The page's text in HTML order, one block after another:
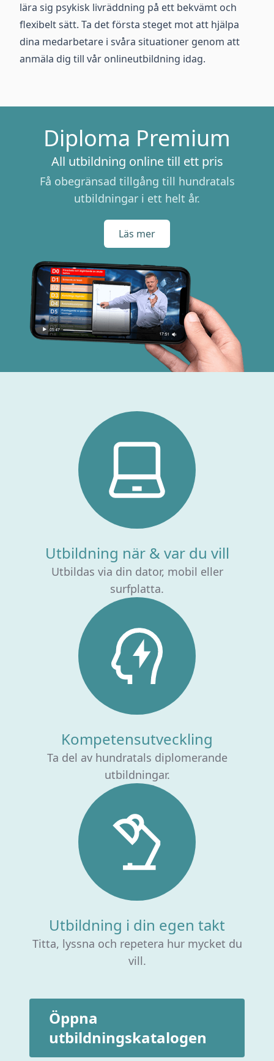
lära sig psykisk livräddning på ett bekvämt och
flexibelt sätt. Ta det första steget mot att hjälpa
dina medarbetare i svåra situationer genom att
anmäla dig till vår onlineutbildning idag.
Diploma Premium
All utbildning online till ett pris
Få obegränsad tillgång till hundratals
utbildningar i ett helt år.
Läs mer
Utbildning när & var du vill
Utbildas via din dator, mobil eller
surfplatta.
Kompetensutveckling
Ta del av hundratals diplomerande
utbildningar.
Utbildning i din egen takt
Titta, lyssna och repetera hur mycket du
vill.
Öppna
utbildningskatalogen